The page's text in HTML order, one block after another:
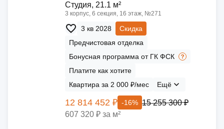
Cтудия, 21.1 м²
3 корпус, 6 секция, 16 этаж, №271
3 кв 2028
Скидка
Предчистовая отделка
Бонусная программа от ГК ФСК
Платите как хотите
Квартира за 2 000 ₽/мес
Ещё
12 814 452 ₽ -16% 15 255 300 ₽
607 320 ₽ за м²